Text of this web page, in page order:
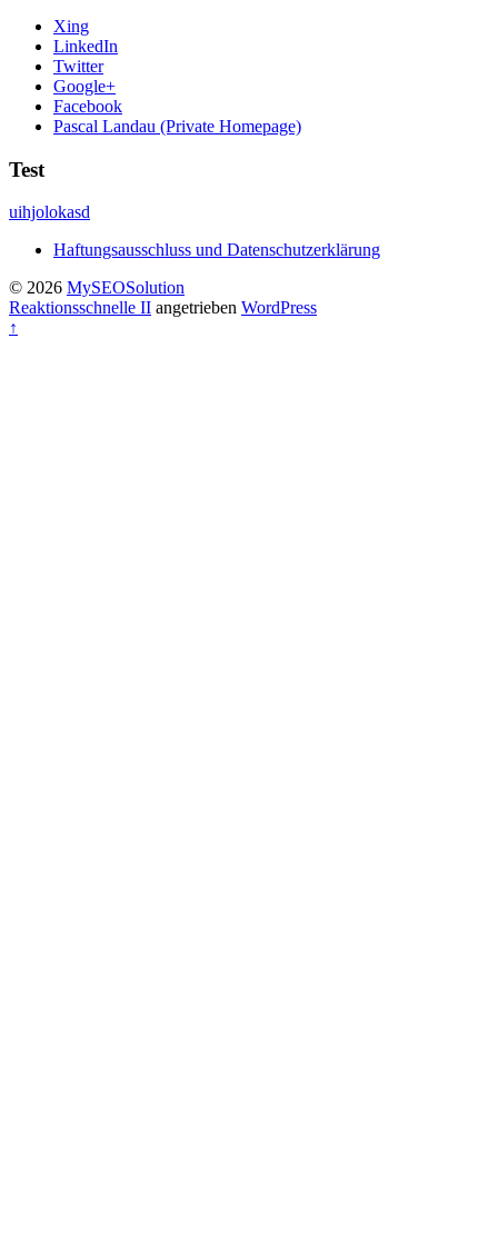
Xing
LinkedIn
Twitter
Google+
Facebook
Pascal Landau (Private Homepage)
Test
uihjolokasd
Haftungsausschluss und Datenschutzerklärung
© 2026 MySEOSolution
Reaktionsschnelle II angetrieben WordPress
↑